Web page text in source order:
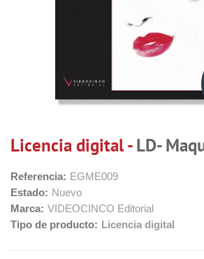
Licencia digital -LD-
Referencia: EGME009
Estado: Nuevo
Marca: VIDEOCINCO Editorial
Tipo de producto: Licencia digital